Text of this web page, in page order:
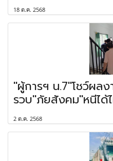
18 ต.ค. 2568
"ผู้การฯ น.7"โชว์ผล
รวบ"ภัยสังคม"หนีได้
2 ต.ค. 2568